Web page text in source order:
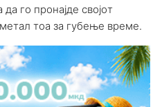
гo пpoнajдe cвojoт
тoa зa гyбeњe вpeмe.